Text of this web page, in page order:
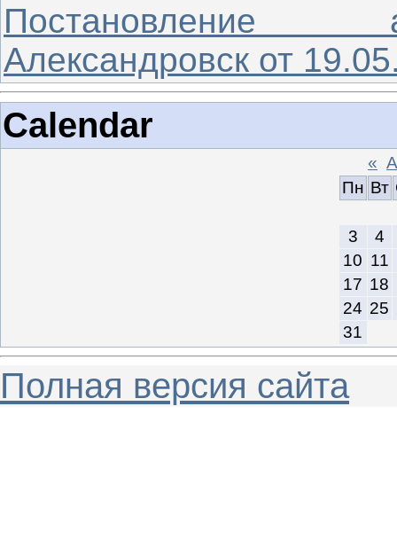
Постановление
Александровск от
Calendar
«
Пн Вт
3
4
10 11
17 18
24 25
31
Полная версия сайта